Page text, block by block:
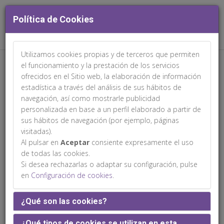
Política de Cookies
Utilizamos cookies propias y de terceros que permiten
el funcionamiento y la prestación de los servicios
ofrecidos en el Sitio web, la elaboración de información
estadística a través del análisis de sus hábitos de
navegación, así como mostrarle publicidad
personalizada en base a un perfil elaborado a partir de
sus hábitos de navegación (por ejemplo, páginas
visitadas).
Al pulsar en Aceptar consiente expresamente el uso
de todas las cookies.
Si desea rechazarlas o adaptar su configuración, pulse
en Configuración de cookies.
¿Qué son las cookies?
Web patrocinada por:
Comités